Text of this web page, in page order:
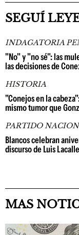
SEGUÍ
INDAGATORIA
"No" y "no sé": las
las decisiones de
HISTORIA
"Conejos en la
mismo tumor que
PARTIDO
Blancos celebran
discurso de Luis
MAS